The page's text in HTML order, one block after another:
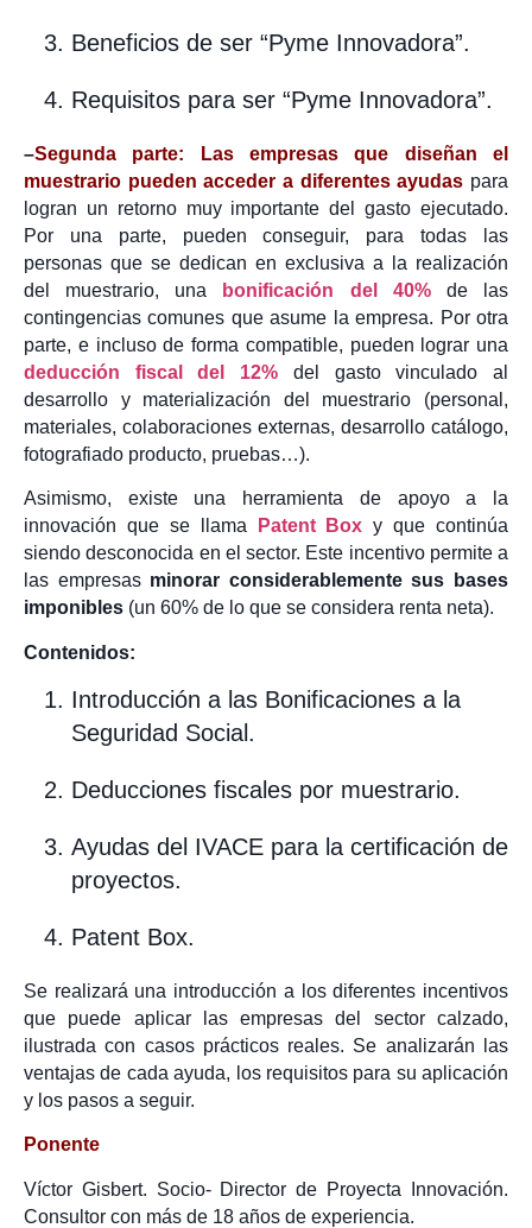
Beneficios de ser “Pyme Innovadora”.
Requisitos para ser “Pyme Innovadora”.
–Segunda parte:
Las empresas que diseñan el
muestrario pueden acceder a diferentes ayudas para
logran un retorno muy importante del gasto ejecutado.
Por una parte, pueden conseguir, para todas las
personas que se dedican en exclusiva a la realización
del muestrario, una
bonificación del 40%de las
contingencias comunes que asume la empresa. Por otra
parte, e incluso de forma compatible, pueden lograr una
deducción fiscal del 12% del gasto vinculado al
desarrollo y materialización del muestrario (personal,
materiales, colaboraciones externas, desarrollo catálogo,
fotografiado producto, pruebas…).
Asimismo, existe una herramienta de apoyo a la
innovación que se llama
Patent Box y que continúa
siendo desconocida en el sector. Este incentivo permite a
las empresas minorar considerablemente sus bases
imponibles (un 60% de lo que se considera renta neta).
Contenidos:
Introducción a las Bonificaciones a la
Seguridad Social.
Deducciones fiscales por muestrario.
Ayudas del IVACE para la certificación de
proyectos.
Patent Box.
Se realizará una introducción a los diferentes incentivos
que puede aplicar las empresas del sector calzado,
ilustrada con casos prácticos reales. Se analizarán las
ventajas de cada ayuda, los requisitos para su aplicación
y los pasos a seguir.
Ponente
Víctor Gisbert. Socio- Director de Proyecta Innovación.
Consultor con más de 18 años de experiencia.